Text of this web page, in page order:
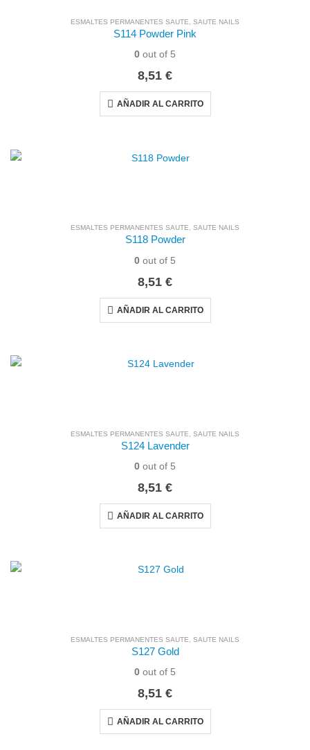
ESMALTES PERMANENTES SAUTE, SAUTE NAILS
S114 Powder Pink
0 out of 5
8,51 €
AÑADIR AL CARRITO
ESMALTES PERMANENTES SAUTE, SAUTE NAILS
S118 Powder
0 out of 5
8,51 €
AÑADIR AL CARRITO
ESMALTES PERMANENTES SAUTE SAUTE NAILS
S124 Lavender
0 out of 5
8,51 €
AÑADIR AL CARRITO
ESMALTES PERMANENTES SAUTE SAUTE NAILS
S127 Gold
0 out of 5
8,51 €
AÑADIR AL CARRITO